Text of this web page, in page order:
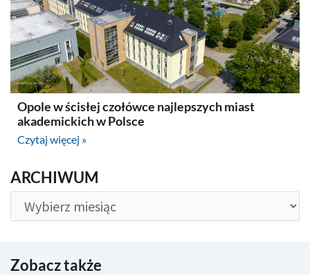
Opole w ścisłej czołówce najlepszych miast
akademickich w Polsce
Czytaj więcej »
ARCHIWUM
ARCHIWUM
Zobacz także